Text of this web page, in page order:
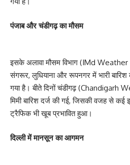
पंजाब और चंडीगढ़ का मौसम
इसके अलावा मौसम विभाग (IMd
संगरूर, लुधियाना और रूपनगर में भारी
गया है। बीते दिनों चंडीगढ़ (Chandigarh
मिमी बारिश दर्ज की गई, जिसकी वजह से
ट्रैफिक भी खूब प्रभावित हुआ।
दिल्ली में मानसून का आगमन